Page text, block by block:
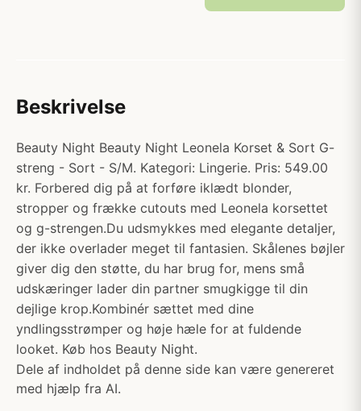
Beskrivelse
Beauty Night Beauty Night Leonela Korset & Sort G-
streng - Sort - S/M. Kategori: Lingerie. Pris: 549.00
kr. Forbered dig på at forføre iklædt blonder,
stropper og frække cutouts med Leonela korsettet
og g-strengen.Du udsmykkes med elegante detaljer,
der ikke overlader meget til fantasien. Skålenes bøjler
giver dig den støtte, du har brug for, mens små
udskæringer lader din partner smugkigge til din
dejlige krop.Kombinér sættet med dine
yndlingsstrømper og høje hæle for at fuldende
looket. Køb hos Beauty Night.
Dele af indholdet på denne side kan være genereret
med hjælp fra AI.